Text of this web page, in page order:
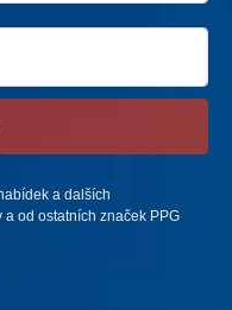
a dalších
od ostatních značek PPG